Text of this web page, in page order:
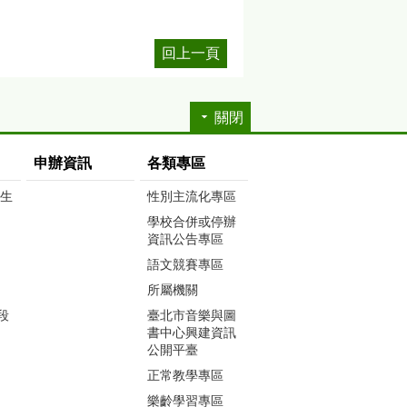
回上一頁
關閉
申辦資訊 各類專區
性別主流化專區
學校合併或停辦
資訊公告專區
語文競賽專區
所屬機關
臺北市音樂與圖
書中心興建資訊
公開平臺
正常教學專區
樂齡學習專區